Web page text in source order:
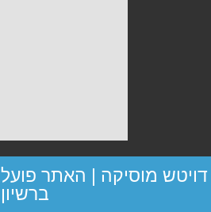
דויטש מוסיקה | האתר פועל
ברשיון